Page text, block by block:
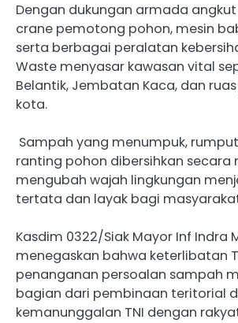
Dengan dukungan armada
crane pemotong pohon, mesin
serta berbagai peralatan
Waste menyasar kawasan vital
Belantik, Jembatan Kaca, dan
kota.
Sampah yang menumpuk,
ranting pohon dibersihkan secara
mengubah wajah lingkungan
tertata dan layak bagi
Kasdim 0322/Siak Mayor Inf Indra
menegaskan bahwa keterlibatan
penanganan persoalan sampah
bagian dari pembinaan teritorial
kemanunggalan TNI dengan